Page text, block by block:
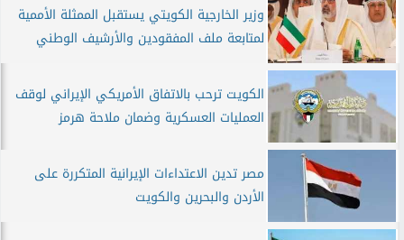
وزير الخارجية الكويتي يستقبل الممثلة الأممية
لمتابعة ملف المفقودين والأرشيف الوطني
الكويت ترحب بالاتفاق الأمريكي الإيراني لوقف
العمليات العسكرية وضمان ملاحة هرمز
مصر تدين الاعتداءات الإيرانية المتكررة على
الأردن والبحرين والكويت